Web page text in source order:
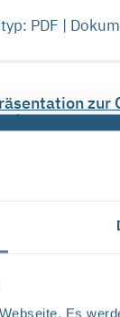
Es
PDF |
zur
JENS